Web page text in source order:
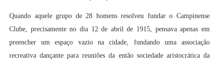
Quando aquele grupo de 28 homens resolveu fundar o Campinense
Clube, precisamente no dia 12 de abril de 1915, pensava apenas em
preencher um espaço vazio na cidade, fundando uma associação
recreativa dançante para reuniões da então sociedade aristocrática da